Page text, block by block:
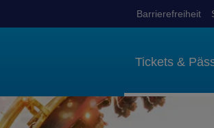
Barrierefreiheit
Tickets &